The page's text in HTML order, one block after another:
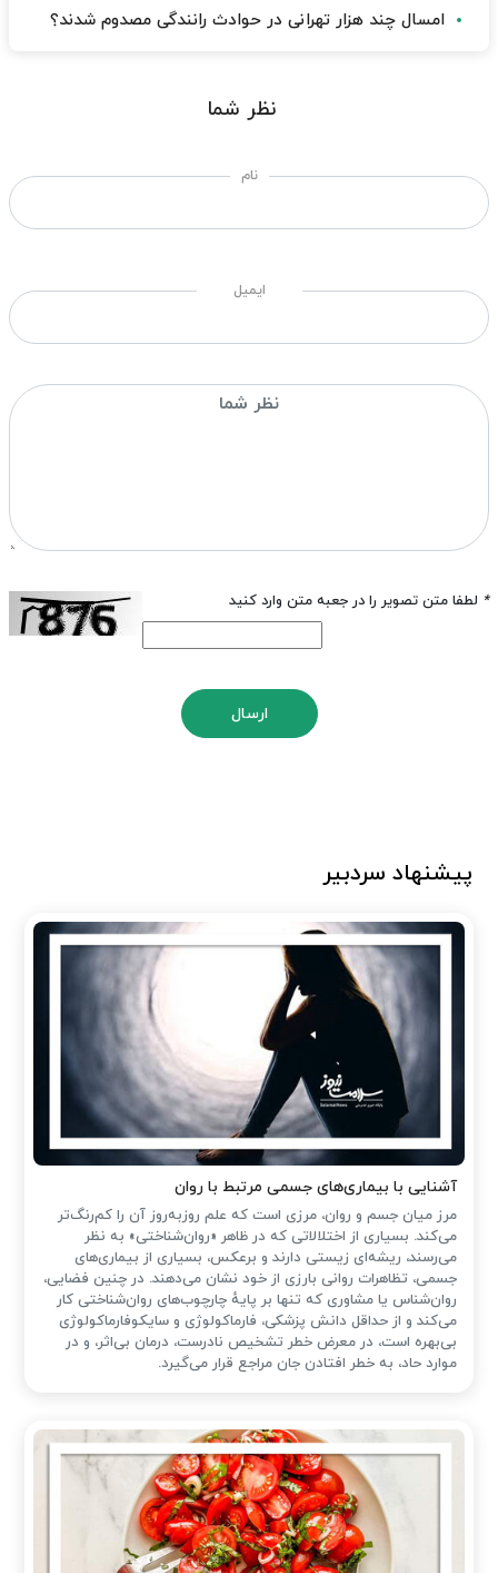
امسال چند هزار تهرانی در حوادث رانندگی مصدوم شدند؟
نظر شما
نام
ایمیل
* لطفا متن تصویر را در جعبه متن وارد کنید
ارسال
پیشنهاد سردبیر
آشنایی با بیماری‌های جسمی مرتبط با روان
مرز میان جسم و روان، مرزی است که علم روزبه‌روز آن را کم‌رنگ‌تر
می‌کند. بسیاری از اختلالاتی که در ظاهر «روان‌شناختی» به نظر
می‌رسند، ریشه‌ای زیستی دارند و برعکس، بسیاری از بیماری‌های
جسمی، تظاهرات روانی بارزی از خود نشان می‌دهند. در چنین فضایی،
روان‌شناس یا مشاوری که تنها بر پایهٔ چارچوب‌های روان‌شناختی کار
می‌کند و از حداقل دانش پزشکی، فارماکولوژی و سایکوفارماکولوژی
بی‌بهره است، در معرض خطر تشخیص نادرست، درمان بی‌اثر، و در
موارد حاد، به خطر افتادن جان مراجع قرار می‌گیرد.